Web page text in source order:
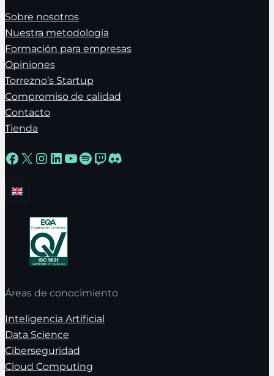
Sobre nosotros
Nuestra metodología
Formación para empresas
Opiniones
Torrezno’s Startup
Compromiso de calidad
Contacto
Tienda
Facebook
X Instagram
LinkedIn
YouTube
Spotify
Twitch
Discord
Áreas de conocimiento
Inteligencia Artificial
Data Science
Ciberseguridad
Cloud Computing